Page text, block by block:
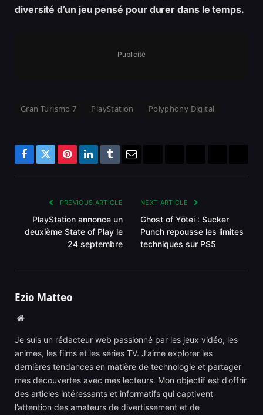
diversité d’un jeu pensé pour durer dans le temps.
Publicité
Gran Turismo 7 PlayStation Polyphony Digital
Facebook
TwitterPinterestLinkedInTumblr
PREVIOUS ARTICLE
PlayStation annonce un
deuxième State of Play le
24 septembre
NEXT ARTICLE
Ghost of Yōtei : Sucker
Punch repousse les limites
techniques sur PS5
Ezio Matteo
Website
Je suis un rédacteur web passionné par les jeux vidéo, les
animes, les films et les séries TV. J’aime explorer les
dernières tendances en matière de technologie et partager
mes découvertes avec mes lecteurs. Mon objectif est d’offrir
des articles intéressants et informatifs qui captivent
l’attention des amateurs de divertissement et de